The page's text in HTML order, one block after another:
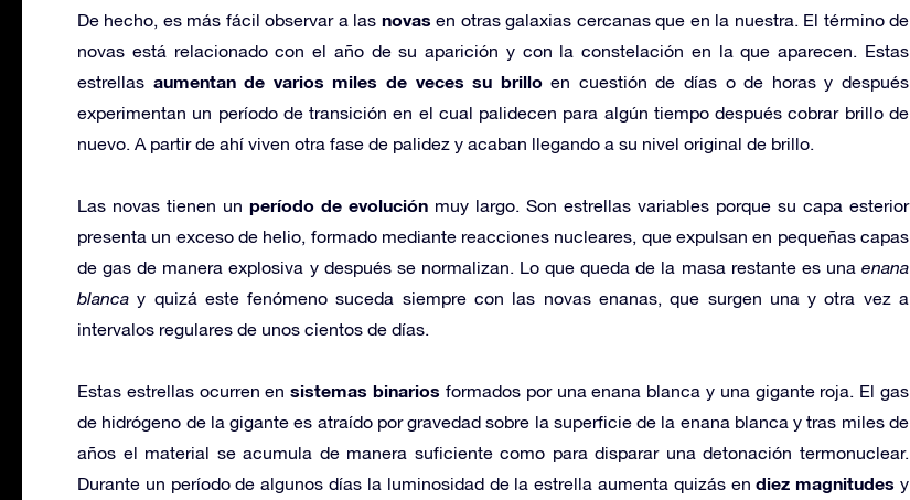
De hecho, es más fácil observar a las novas en otras galaxias cercanas que en la nuestra. El término de
novas está relacionado con el año de su aparición y con la constelación en la que aparecen. Estas
estrellas aumentan de varios miles de veces su brilloen cuestión de días o de horas y después
experimentan un período de transición en el cual palidecen para algún tiempo después cobrar brillo de
nuevo. A partir de ahí viven otra fase de palidez y acaban llegando a su nivel original de brillo.
Las novas tienen un período de evolución muy largo. Son estrellas variables porque su capa esterior
presenta un exceso de helio, formado mediante reacciones nucleares, que expulsan en pequeñas capas
de gas de manera explosiva y después se normalizan. Lo que queda de la masa restante es una enana
blanca y quizá este fenómeno suceda siempre con las novas enanas, que surgen una y otra vez a
intervalos regulares de unos cientos de días.
Estas estrellas ocurren ensistemas binarios formados por una enana blanca y una gigante roja. El gas
de hidrógeno de la gigante es atraído por gravedad sobre la superficie de la enana blanca y tras miles de
años el material se acumula de manera suficiente como para disparar una detonación termonuclear.
Durante un período de algunos días la luminosidad de la estrella aumenta quizás endiez magnitudes y